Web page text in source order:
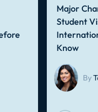
Major
Student
Know
By